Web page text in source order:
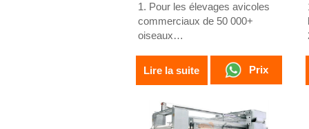
1. Pour les élevages avicoles
commerciaux de 50 000+
oiseaux
environnementale 24/7
3. Amélioration de la
4. Augmentation de la
Lire la suite Prix